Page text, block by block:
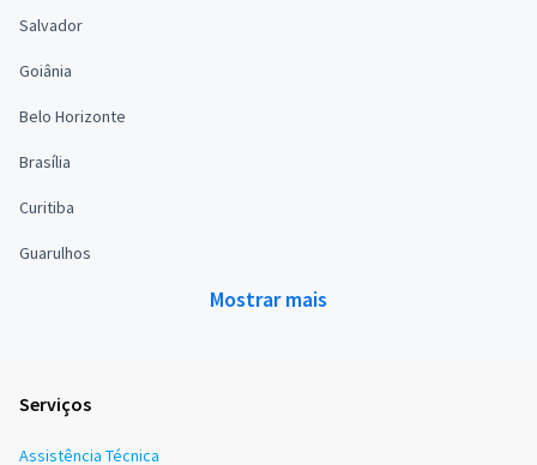
Salvador
Goiânia
Belo Horizonte
Brasília
Curitiba
Guarulhos
Mostrar mais
Serviços
Assistência Técnica